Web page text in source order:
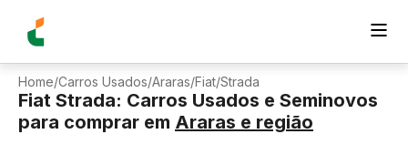
Home/Carros Usados/Araras/Fiat/Strada
Fiat Strada: Carros Usados e Seminovos
para comprar em Araras e região